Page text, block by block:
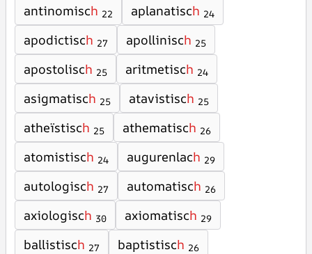
antinomisch 22 aplanatisch 24
apodictisch 27 apollinisch 25
apostolisch 25 aritmetisch 24
asigmatisch 25 atavistisch 25
atheïstisch 25 athematisch 26
atomistisch 24 augurenlach 29
autologisch 27 automatisch 26
axiologisch 30 axiomatisch 29
ballistisch 27 baptistisch 26